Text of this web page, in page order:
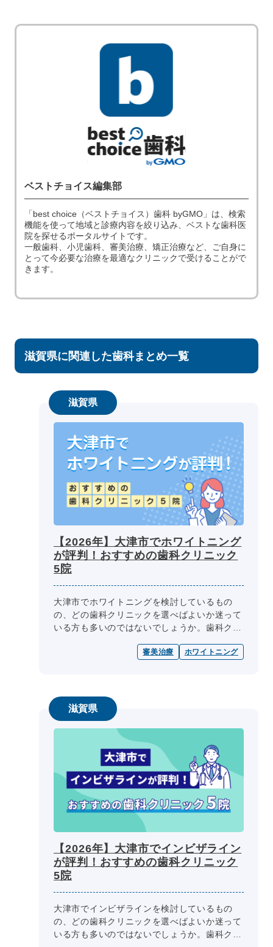
ベストチョイス編集部
「best choice（ベストチョイス）歯科 byGMO」は、検索
機能を使って地域と診療内容を絞り込み、ベストな歯科医
院を探せるポータルサイトです。
一般歯科、小児歯科、審美治療、矯正治療など、ご自身に
とって今必要な治療を最適なクリニックで受けることがで
きます。
滋賀県に関連した歯科まとめ一覧
滋賀県
【2026年】大津市でホワイトニング
が評判！おすすめの歯科クリニック
5院
大津市でホワイトニングを検討しているもの
の、どの歯科クリニックを選べばよいか迷って
いる方も多いのではないでしょうか。歯科クリ
容、診療日・診療時間、院内設備、費用...
審美治療 ホワイトニング
滋賀県
【2026年】大津市でインビザライン
が評判！おすすめの歯科クリニック
5院
大津市でインビザラインを検討しているもの
の、どの歯科クリニックを選べばよいか迷って
いる方も多いのではないでしょうか。歯科クリ